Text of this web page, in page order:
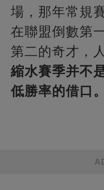
場，那年常規
在聯盟倒數第
第二的奇才，
縮水賽季并不
低勝率的借口。